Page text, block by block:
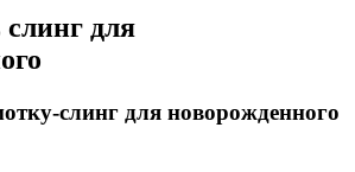
для
слинг для новорожденного